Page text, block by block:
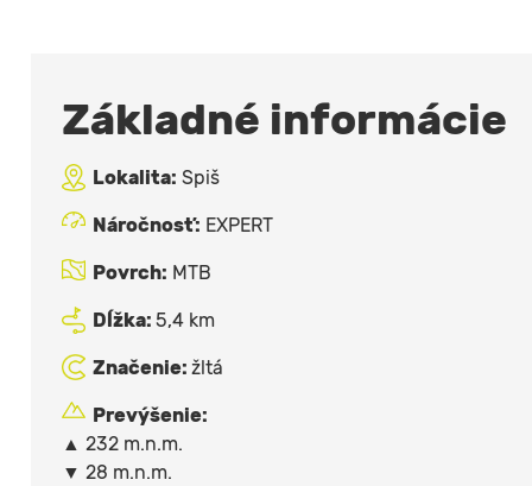
Základné informácie
Lokalita: Spiš
Náročnosť: EXPERT
Povrch: MTB
Dĺžka: 5,4 km
Značenie: žltá
Prevýšenie:
▲ 232 m.n.m.
▼ 28 m.n.m.